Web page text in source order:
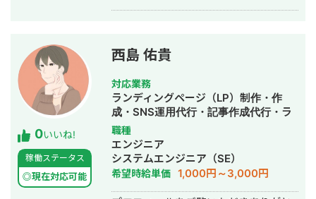
0いいね!
稼働ステータス
◎現在対応可能
西島 佑貴
対応業務
ランディングページ（LP）制作・作
成・SNS運用代行・記事作成代行・ラ
イティング・事務代行・ホームページ
制作・作成・動画制作・動画編集
職種
エンジニア
システムエンジニア（SE）
希望時給単価 1,000円～3,000円